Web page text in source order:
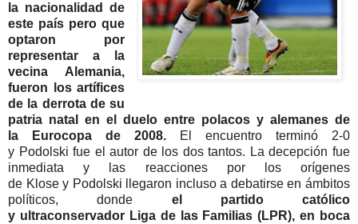
la nacionalidad
de
este país pero que
optaron por
representar a la
vecina Alemania,
fueron los artífices
de la derrota de su
patria natal en el duelo entre polacos y alemanes de
la
Eurocopa de 2008. El encuentro terminó 2-0
y Podolski fue el autor de los dos tantos. La decepción fue
inmediata y las reacciones por los orígenes
de Klosey Podolski llegaron incluso a debatirse en ámbitos
políticos, donde el partido católico
y ultraconservadorLiga de las Familias (LPR), en boca